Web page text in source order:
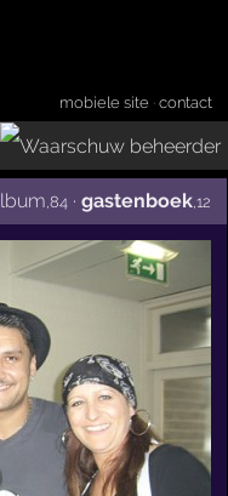
mobiele site ·contact
,84 ·gastenboek,12